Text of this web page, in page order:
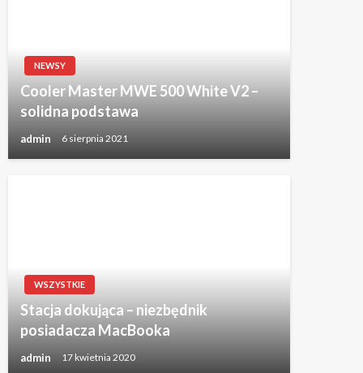
NEWSY
Cooler Master MWE 500 White V2 –
solidna podstawa
admin 6 sierpnia 2021
WSZYSTKIE
Stacja dokująca – niezbędnik
posiadacza MacBooka
admin 17 kwietnia 2020